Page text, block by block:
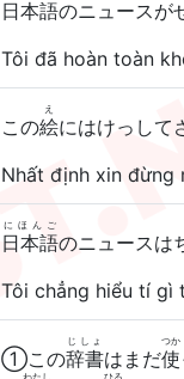
日本語のニュースが
Tôi đã hoàn toàn
この絵
え
にはけっして
Nhất định xin đừng
日本語
にほんご
のニュースは
Tôi chẳng hiểu tí gì
①この辞書
じしょ
はまだ使
つか
わたし ひる